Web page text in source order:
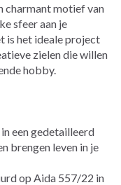
charmant motief van
sfeer aan je
is het ideale project
zielen die willen
hobby.
een gedetailleerd
brengen leven in je
op Aida 557/22 in